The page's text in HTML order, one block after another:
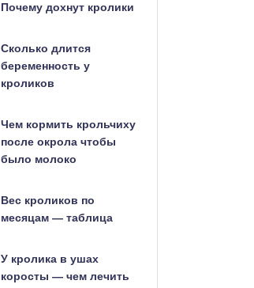
Почему дохнут кролики
Сколько длится
беременность у
кроликов
Чем кормить крольчиху
после окрола чтобы
было молоко
Вес кроликов по
месяцам — таблица
У кролика в ушах
коросты — чем лечить